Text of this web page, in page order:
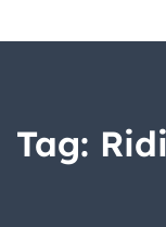
Tag: